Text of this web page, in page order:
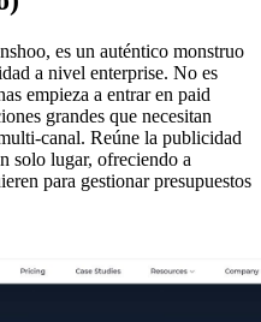
es un auténtico monstruo
a nivel enterprise. No es
empieza a entrar en paid
grandes que necesitan
canal. Reúne la publicidad
solo lugar, ofreciendo a
para gestionar presupuestos